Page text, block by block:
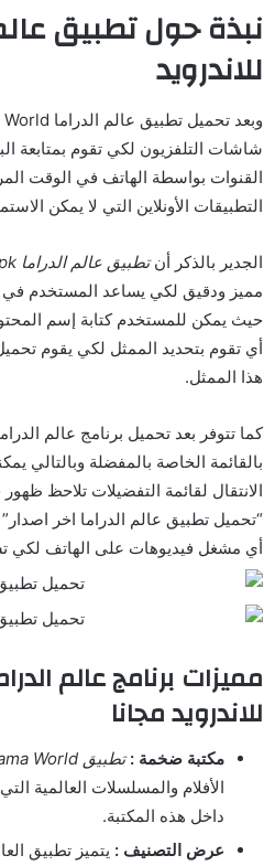
نبذة حول تطبيق
للاندرويد
شاشات التلفزيون لكي تقوم بمتابعة
القنوات بواسطة الهاتف في الوقت
التطبيقات الأونلاين التي لا يمكن
الجدير بالذكر أنتطبيق عالم الدراما Drama World Apk
مميز ودقيق لكي يساعد المستخدم في
حيث يمكن للمستخدم كتابة إسم
هذا الممثل.
كما تتوفر بعد تحميل برنامج عالم
بالقائمة الخاصة بالمفضلة وبالتالي
الانتقال لقائمة التفضيلات تلاحظ
“تحميل تطبيق عالم الدراما اخر
أي مشغل فيديوهات على الهاتف لكي
للاندرويد مجانا
مكتبة ضخمة : تطبيق Drama World مهكر
الأفلام والمسلسلات العالمية
داخل هذه المكتبة.
عرض التصنيف :